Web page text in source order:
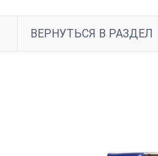
ВЕРНУТЬСЯ В РАЗДЕЛ